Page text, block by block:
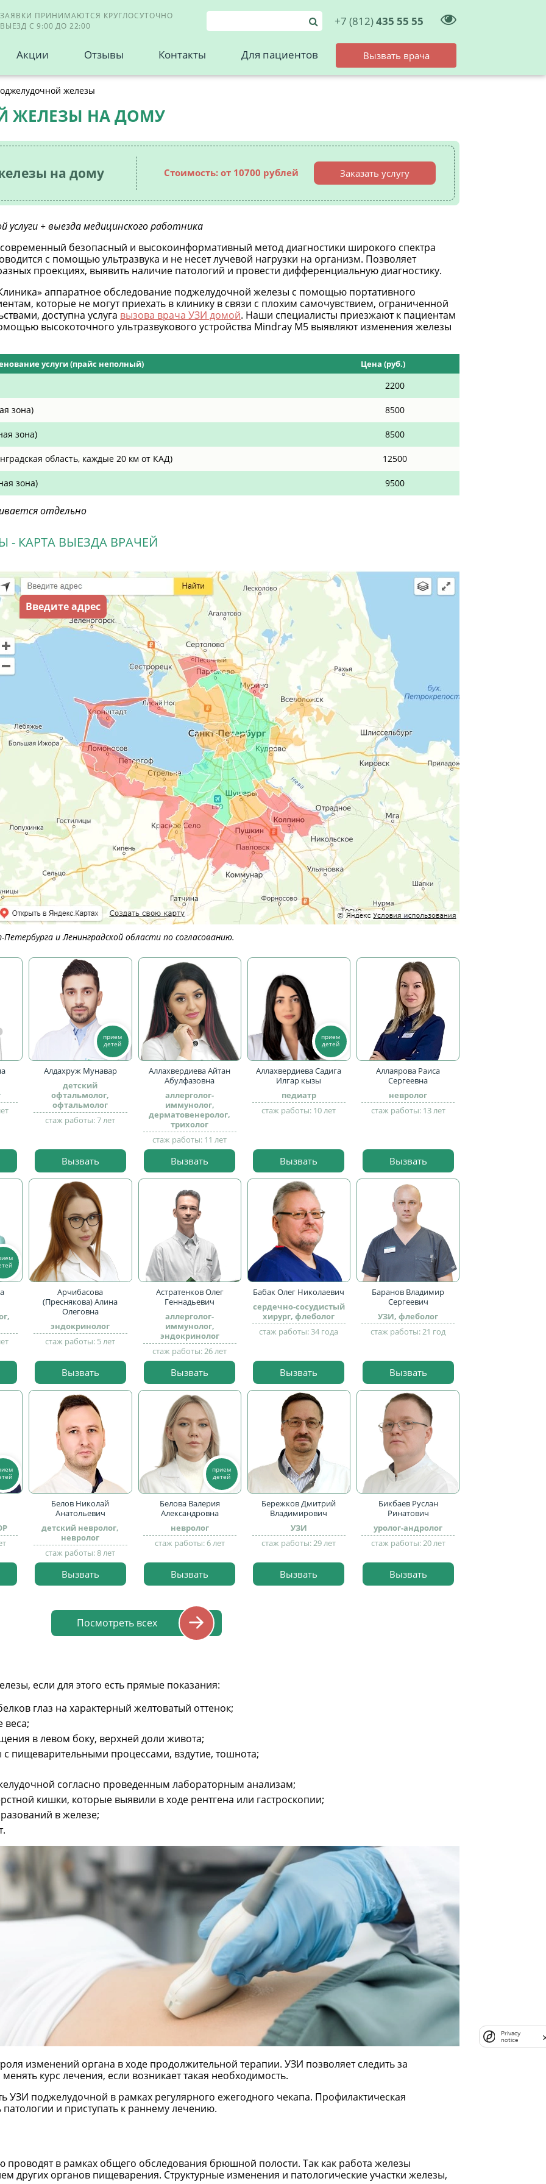
ЗАЯВКИ ПРИНИМАЮТСЯ КРУГЛОСУТОЧНО
ВЫЕЗД С 9:00 ДО 22:00
+7 (812)435 55 55
Акции Отзывы Контакты Для пациентов Вызвать врача
железы
ЖЕЛЕЗЫ НА ДОМУ
на дому Стоимость: от 10700 рублей Заказать услугу
+ выезда медицинского работника
безопасный и высокоинформативный метод диагностики широкого спектра
с помощью ультразвука и не несет лучевой нагрузки на организм. Позволяет
проекциях, выявить наличие патологий и провести дифференциальную диагностику.
аппаратное обследование поджелудочной железы с помощью портативного
которые не могут приехать в клинику в связи с плохим самочувствием, ограниченной
доступна услуга вызова врача УЗИ домой. Наши специалисты приезжают к пациентам
высокоточного ультразвукового устройства Mindray M5 выявляют изменения железы
услуги (прайс неполный) Цена (руб.)
2200
зона) 8500
зона) 8500
область, каждые 20 км от КАД) 12500
зона) 9500
отдельно
КАРТА ВЫЕЗДА ВРАЧЕЙ
Введите адрес
и Ленинградской области по согласованию.
прием
детей
Алдахруж Мунавар
детский
офтальмолог,
офтальмолог
стаж работы: 7 лет
Вызвать
Аллахвердиева Айтан
Абулфазовна
аллерголог-
иммунолог,
дерматовенеролог,
трихолог
стаж работы: 11 лет
Вызвать
прием
детей
Аллахвердиева Садига
Илгар кызы
педиатр
стаж работы: 10 лет
Вызвать
Аллаярова Раиса
Сергеевна
невролог
стаж работы: 13 лет
Вызвать
Арчибасова
(Преснякова) Алина
Олеговна
эндокринолог
стаж работы: 5 лет
Вызвать
Астратенков Олег
Геннадьевич
аллерголог-
иммунолог,
эндокринолог
стаж работы: 26 лет
Вызвать
Бабак Олег Николаевич
сердечно-сосудистый
хирург, флеболог
стаж работы: 34 года
Вызвать
Баранов Владимир
Сергеевич
УЗИ, флеболог
стаж работы: 21 год
Вызвать
Белов Николай
Анатольевич
детский невролог,
невролог
стаж работы: 8 лет
Вызвать
прием
детей
Белова Валерия
Александровна
невролог
стаж работы: 6 лет
Вызвать
Бережков Дмитрий
Владимирович
УЗИ
стаж работы: 29 лет
Вызвать
Бикбаев Руслан
Ринатович
уролог-андролог
стаж работы: 20 лет
Вызвать
Посмотреть всех
если для этого есть прямые показания:
глаз на характерный желтоватый оттенок;
веса;
в левом боку, верхней доли живота;
с пищеварительными процессами, вздутие, тошнота;
согласно проведенным лабораторным анализам;
кишки, которые выявили в ходе рентгена или гастроскопии;
в железе;
изменений органа в ходе продолжительной терапии. УЗИ позволяет следить за
курс лечения, если возникает такая необходимость.
УЗИ поджелудочной в рамках регулярного ежегодного чекапа. Профилактическая
и приступать к раннему лечению.
проводят в рамках общего обследования брюшной полости. Так как работа железы
других органов пищеварения. Структурные изменения и патологические участки железы,
Privacy
notice